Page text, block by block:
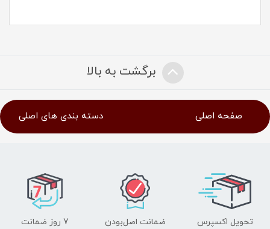
برگشت به بالا
صفحه اصلی دسته بندی های اصلی
تحویل اکسپرس
ضمانت اصل‌بودن
7 روز ضمانت